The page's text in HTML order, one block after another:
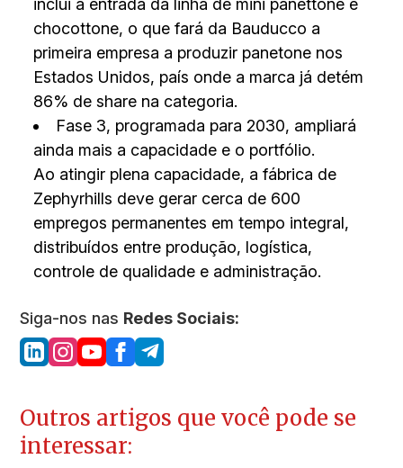
inclui a entrada da linha de mini panettone e
chocottone, o que fará da Bauducco a
primeira empresa a produzir panetone nos
Estados Unidos, país onde a marca já detém
86% de share na categoria.
Fase 3, programada para 2030, ampliará
ainda mais a capacidade e o portfólio.
Ao atingir plena capacidade, a fábrica de
Zephyrhills deve gerar cerca de 600
empregos permanentes em tempo integral,
distribuídos entre produção, logística,
controle de qualidade e administração.
Siga-nos nas Redes Sociais:
Outros artigos que você pode se
interessar: